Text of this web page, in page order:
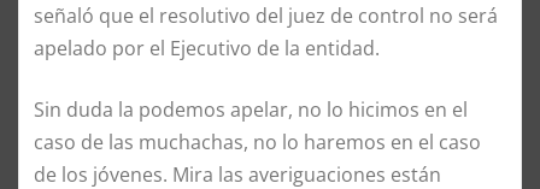
señaló que el resolutivo del juez de control no será
apelado por el Ejecutivo de la entidad.
Sin duda la podemos apelar, no lo hicimos en el
caso de las muchachas, no lo haremos en el caso
de los jóvenes. Mira las averiguaciones están